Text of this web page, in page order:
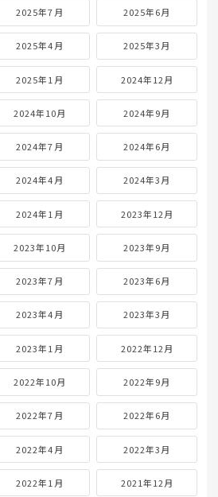
2025年7月 2025年6月
2025年4月 2025年3月
2025年1月 2024年12月
2024年10月 2024年9月
2024年7月 2024年6月
2024年4月 2024年3月
2024年1月 2023年12月
2023年10月 2023年9月
2023年7月 2023年6月
2023年4月 2023年3月
2023年1月 2022年12月
2022年10月 2022年9月
2022年7月 2022年6月
2022年4月 2022年3月
2022年1月 2021年12月